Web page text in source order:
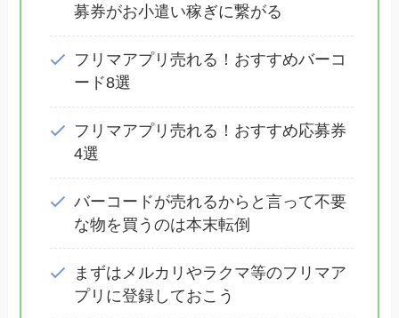
募券がお小遣い稼ぎに繋がる
フリマアプリ売れる！おすすめバーコ
ード8選
フリマアプリ売れる！おすすめ応募券
4選
バーコードが売れるからと言って不要
な物を買うのは本末転倒
まずはメルカリやラクマ等のフリマア
プリに登録しておこう